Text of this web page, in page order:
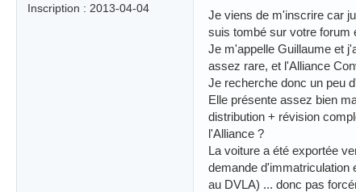
Inscription : 2013-04-04
Je viens de m'inscrire car
suis tombé sur votre forum
Je m'appelle Guillaume et
assez rare, et l'Alliance
Je recherche donc un peu
Elle présente assez bien
distribution + révision
l'Alliance ?
La voiture a été exportée
demande d'immatriculation
au DVLA) ... donc pas